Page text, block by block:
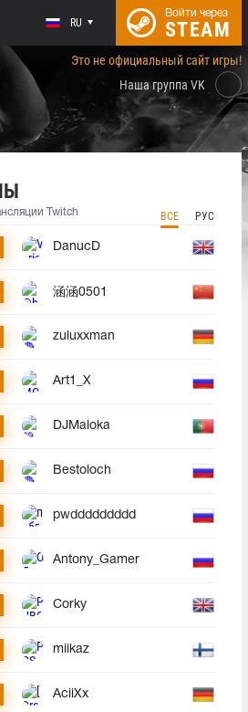
RU
Войти через
STEAM
Это не официальный сайт игры!
Наша группа VK
Twitch ВСЕ РУС
DanucD
涵涵0501
zuluxxman
Art1_X
DJMaloka
Bestoloch
pwddddddddd
Antony_Gamer
Corky
miikaz
AciiXx